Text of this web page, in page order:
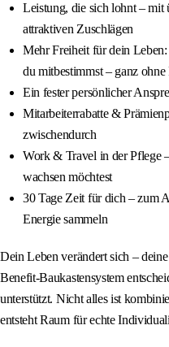
Leistung, die sich lohnt – mit
attraktiven Zuschlägen
Mehr Freiheit für dein
du mitbestimmst – ganz
Ein fester persönlicher
Mitarbeiterrabatte &
zwischendurch
Work & Travel in der Pflege
wachsen möchtest
30 Tage Zeit für dich – zum
Energie sammeln
Dein Leben verändert sich –
Benefit-Baukastensystem
unterstützt. Nicht alles ist
entsteht Raum für echte